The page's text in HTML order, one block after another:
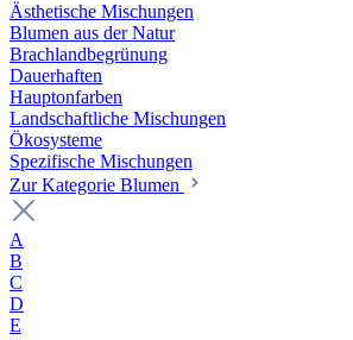
Ästhetische Mischungen
Blumen aus der Natur
Brachlandbegrünung
Dauerhaften
Hauptonfarben
Landschaftliche Mischungen
Ökosysteme
Spezifische Mischungen
Zur Kategorie Blumen
A
B
C
D
E